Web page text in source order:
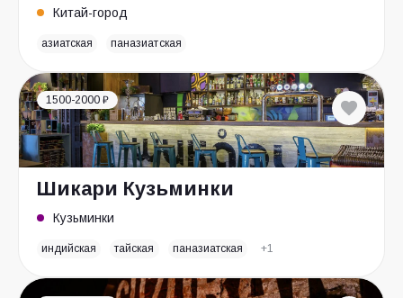
Китай-город
азиатская паназиатская
1500-2000 ₽
Шикари Кузьминки
Кузьминки
индийская тайская паназиатская +1